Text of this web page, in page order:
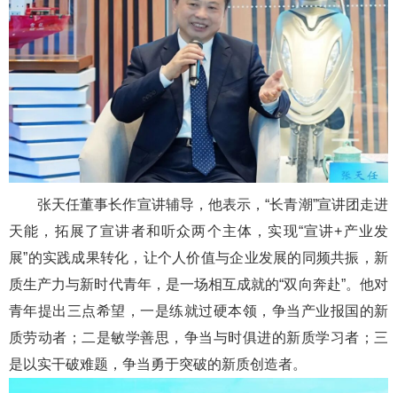
张天任董事长作宣讲辅导，他表示，“长青潮”宣讲团走进
天能，拓展了宣讲者和听众两个主体，实现“宣讲+产业发
展”的实践成果转化，让个人价值与企业发展的同频共振，新
质生产力与新时代青年，是一场相互成就的“双向奔赴”。他对
青年提出三点希望，一是练就过硬本领，争当产业报国的新
质劳动者；二是敏学善思，争当与时俱进的新质学习者；三
是以实干破难题，争当勇于突破的新质创造者。